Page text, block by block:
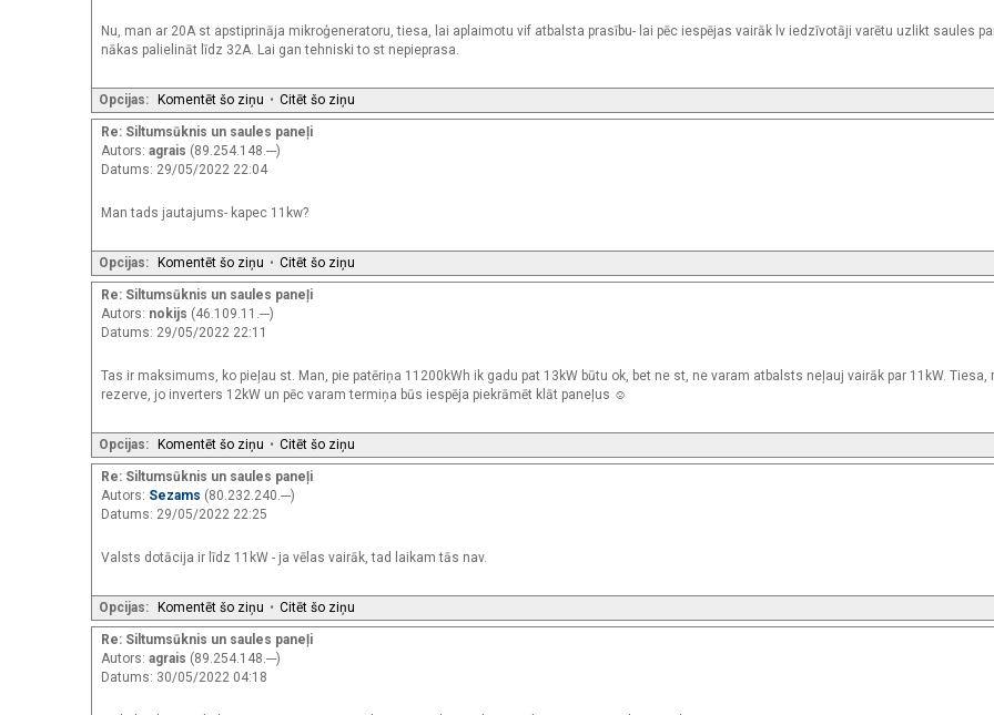
Nu, man ar 20A st apstiprināja mikroģeneratoru, tiesa, lai aplaimotu vif atbalsta prasību- lai pēc iespējas vairāk lv iedzīvotāji varētu uzlikt saules
nākas palielināt līdz 32A. Lai gan tehniski to st nepieprasa.
Opcijas: Komentēt šo ziņu • Citēt šo ziņu
Re: Siltumsūknis un saules paneļi
Autors: agrais (89.254.148.---)
Datums: 29/05/2022 22:04
Man tads jautajums- kapec 11kw?
Opcijas: Komentēt šo ziņu • Citēt šo ziņu
Re: Siltumsūknis un saules paneļi
Autors: nokijs (46.109.11.---)
Datums: 29/05/2022 22:11
Tas ir maksimums, ko pieļau st. Man, pie patēriņa 11200kWh ik gadu pat 13kW būtu ok, bet ne st, ne varam atbalsts neļauj vairāk par 11kW. Tiesa,
rezerve, jo inverters 12kW un pēc varam termiņa būs iespēja piekrāmēt klāt paneļus ☺
Opcijas: Komentēt šo ziņu • Citēt šo ziņu
Re: Siltumsūknis un saules paneļi
Autors: Sezams (80.232.240.---)
Datums: 29/05/2022 22:25
Valsts dotācija ir līdz 11kW - ja vēlas vairāk, tad laikam tās nav.
Opcijas: Komentēt šo ziņu • Citēt šo ziņu
Re: Siltumsūknis un saules paneļi
Autors: agrais (89.254.148.---)
Datums: 30/05/2022 04:18